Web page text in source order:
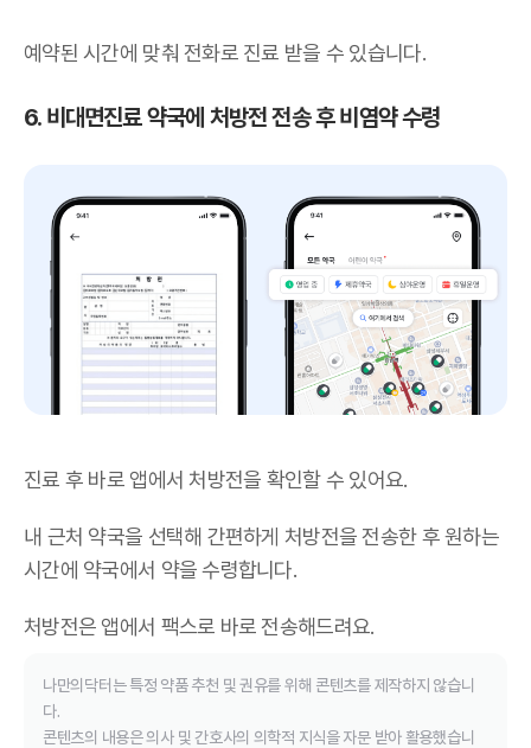
예약된 시간에 맞춰 전화로 진료 받을 수 있습니다.
6. 비대면진료 약국에 처방전 전송 후 비염약 수령
진료 후 바로 앱에서 처방전을 확인할 수 있어요.
내 근처 약국을 선택해 간편하게 처방전을 전송한 후 원하는
시간에 약국에서 약을 수령합니다.
처방전은 앱에서 팩스로 바로 전송해드려요.
나만의닥터는 특정 약품 추천 및 권유를 위해 콘텐츠를 제작하지 않습니
다.
콘텐츠의 내용은 의사 및 간호사의 의학적 지식을 자문 받아 활용했습니